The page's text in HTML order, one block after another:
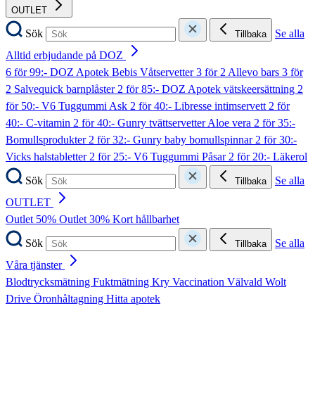
OUTLET
Sök Tillbaka
Se alla
Alltid erbjudande på DOZ
6 för 99:- DOZ Apotek Bebis Våtservetter3 för 2 Allevo bars 3 för
2 Salvequick barnplåster2 för 85:- DOZ Apotek vätskeersättning 2
för 50:- V6 Tuggummi Ask 2 för 40:- Libresse intimservett2 för
40:- C-vitamin 2 för 40:- Gunry tvättservetter Aloe vera 2 för 35:-
Bomullsprodukter2 för 32:- Gunry baby bomullspinnar2 för 30:-
Vicks halstabletter2 för 25:- V6 Tuggummi Påsar2 för 20:- Läkerol
Sök
Tillbaka
Se alla
OUTLET
Outlet 50% Outlet 30% Kort hållbarhet
Sök
Tillbaka
Se alla
Våra tjänster
Blodtrycksmätning Fuktmätning Kry Vaccination Välvald Wolt
Drive Öronhåltagning Hitta apotek